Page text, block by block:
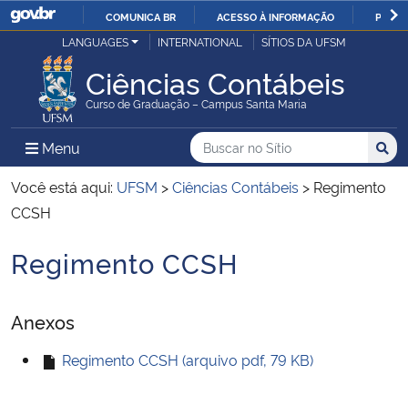
IR
O
COMUNICA BR ACESSO À INFORMAÇÃO
Ministério da Justiça e Segurança Pública
Ministério da Defesa
Ministério das Relações Exteriores
Ministério da Infraestrutura
Ministério da Agricultura, Pecuária e Abastecimento
Ministério da Educação
LANGUAGES INTERNATIONAL SÍTIOS DA UFSM
Ciências Contábeis
Curso de Graduação – Campus Santa Maria
Menu Menu Principal do Sítio
Busca
Buscar no no Sítio
Busca:
Você está aqui: UFSM >Ciências Contábeis > Regimento
CCSH
Início do conteúdo
Regimento CCSH
Anexos
Regimento CCSH (arquivo pdf, 79 KB)